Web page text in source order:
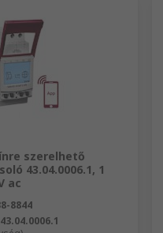
szerelhető
43.04.0006.1, 1
ac
8844
43.04.0006.1